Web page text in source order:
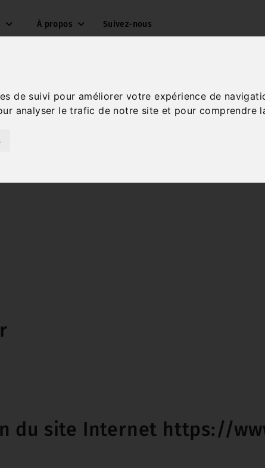
de suivi pour améliorer votre expérience de
analyser le trafic de notre site et pour comprendre
À propos Suivez-nous
du site Internet https://